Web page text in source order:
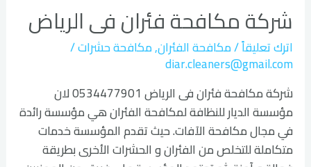
شركة مكافحة فئران فى الرياض
اترك تعليقاً/مكافحة الفئران,مكافحة حشرات/
diar.cleaners@gmail.com
شركة مكافحة فئران فى الرياض 0534477901 لان
مؤسسة الديار للنظافة لمكافحة الفئران هي مؤسسة رائدة
في مجال مكافحة الآفات. حيث تقدم المؤسسة خدمات
متكاملة للتخلص من الفئران و الحشرات الأخرى بطريقة
فئران
فى
الرياض